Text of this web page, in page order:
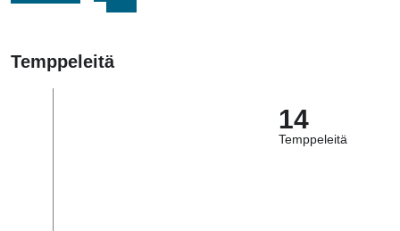
Temppeleitä
14
Temppeleitä